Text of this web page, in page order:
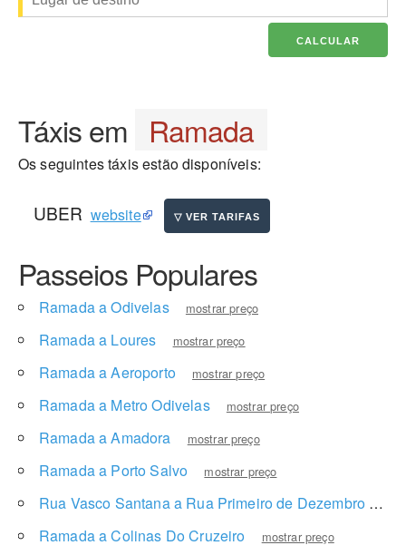
Táxis em Ramada
Os seguintes táxis estão disponíveis:
UBER website
Passeios Populares
Ramada a Odivelas mostrar preço
Ramada a Loures mostrar preço
Ramada a Aeroporto mostrar preço
Ramada a Metro Odivelas mostrar preço
Ramada a Amadora mostrar preço
Ramada a Porto Salvo mostrar preço
Rua Vasco Santana a Rua Primeiro de Dezembro
Ramada a Colinas Do Cruzeiro mostrar preço